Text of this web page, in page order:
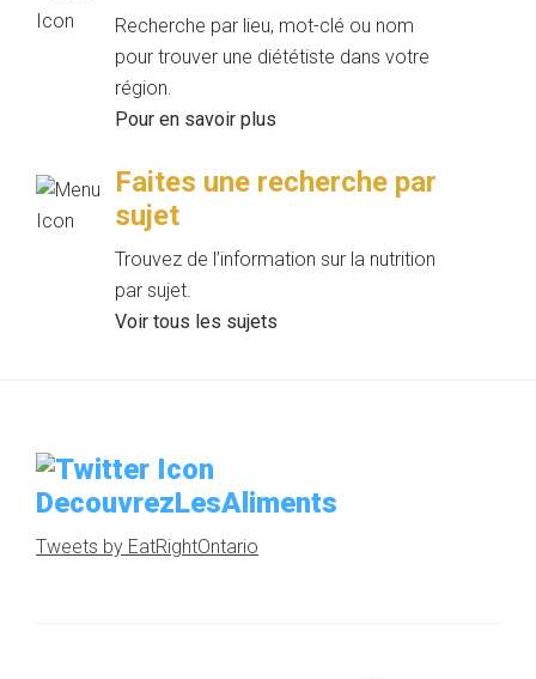
Recherche par lieu, mot-clé ou nom
pour trouver une diététiste dans votre
région.
Pour en savoir plus
Faites une recherche par
sujet
Trouvez de l’information sur la nutrition
par sujet.
Voir tous les sujets
DecouvrezLesAliments
Tweets by EatRightOntario